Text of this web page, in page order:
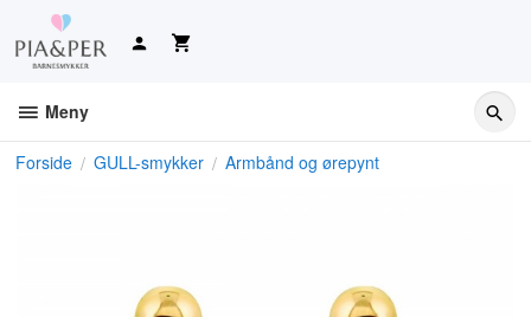
innholdet
Meny
Forside GULL-smykker Armbånd og ørepynt